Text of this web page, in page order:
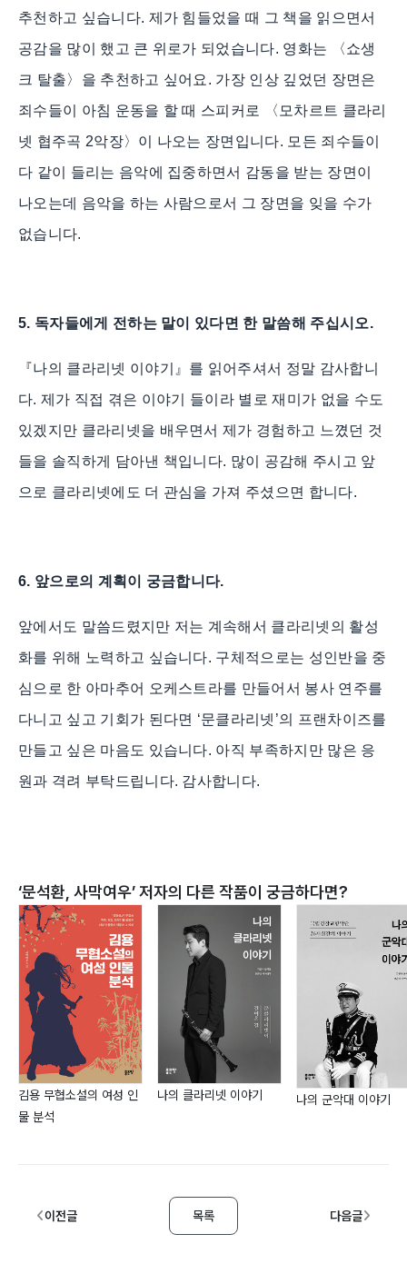
추천하고 싶습니다. 제가 힘들었을 때 그 책을 읽으면서
공감을 많이 했고 큰 위로가 되었습니다. 영화는 〈쇼생
크 탈출〉을 추천하고 싶어요. 가장 인상 깊었던 장면은
죄수들이 아침 운동을 할 때 스피커로 〈모차르트 클라리
넷 협주곡 2악장〉이 나오는 장면입니다. 모든 죄수들이
다 같이 들리는 음악에 집중하면서 감동을 받는 장면이
나오는데 음악을 하는 사람으로서 그 장면을 잊을 수가
없습니다.
5. 독자들에게 전하는 말이 있다면 한 말씀해 주십시오.
『나의 클라리넷 이야기』를 읽어주셔서 정말 감사합니
다. 제가 직접 겪은 이야기 들이라 별로 재미가 없을 수도
있겠지만 클라리넷을 배우면서 제가 경험하고 느꼈던 것
들을 솔직하게 담아낸 책입니다. 많이 공감해 주시고 앞
으로 클라리넷에도 더 관심을 가져 주셨으면 합니다.
6. 앞으로의 계획이 궁금합니다.
앞에서도 말씀드렸지만 저는 계속해서 클라리넷의 활성
화를 위해 노력하고 싶습니다. 구체적으로는 성인반을 중
심으로 한 아마추어 오케스트라를 만들어서 봉사 연주를
다니고 싶고 기회가 된다면 ‘문클라리넷’의 프랜차이즈를
만들고 싶은 마음도 있습니다. 아직 부족하지만 많은 응
원과 격려 부탁드립니다. 감사합니다.
‘문석환, 사막여우’ 저자의 다른 작품이 궁금하다면?
김용 무협소설의 여성 인
물 분석
나의 클라리넷 이야기 나의 군악대 이야기
이전글 목록 다음글